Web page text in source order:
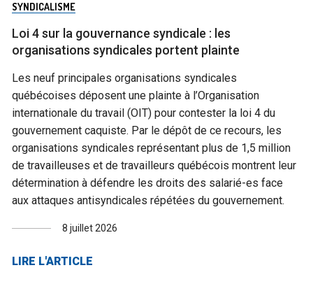
SYNDICALISME
Loi 4 sur la gouvernance syndicale : les
organisations syndicales portent plainte
Les neuf principales organisations syndicales
québécoises déposent une plainte à l’Organisation
internationale du travail (OIT) pour contester la loi 4 du
gouvernement caquiste. Par le dépôt de ce recours, les
organisations syndicales représentant plus de 1,5 million
de travailleuses et de travailleurs québécois montrent leur
détermination à défendre les droits des salarié-es face
aux attaques antisyndicales répétées du gouvernement.
8 juillet 2026
LIRE L'ARTICLE